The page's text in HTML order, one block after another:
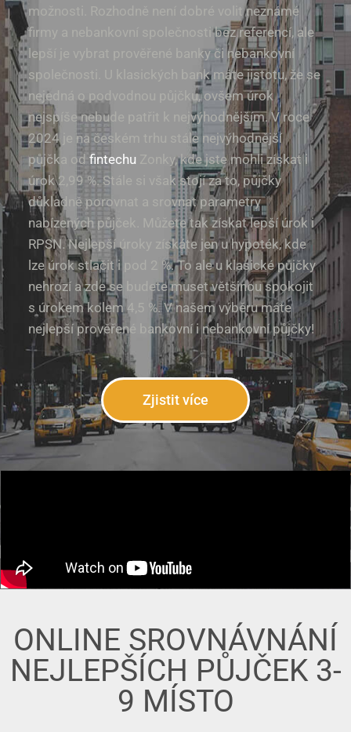
možnosti. Rozhodně není dobré volit neznámé
firmy a nebankovní společnosti bez referencí, ale
lepší je vybrat prověřené banky či nebankovní
společnosti. U klasických bank máte jistotu, že se
nejedná o podvodnou půjčku, ovšem úrok
nejspíše nebude patřit k nejvýhodnějším. V roce
2024 je na českém trhu stále nejvýhodnější
půjčka od fintechu Zonky, kde jste mohli získat i
úrok 2,99 %. Stále si však stojí za to, půjčky
důkladně porovnat a srovnat parametry
nabízených půjček. Můžete tak získat lepší úrok i
RPSN. Nejlepší úroky získáte jen u hypoték, kde
lze úrok stlačit i pod 2 %. To ale u klasické půjčky
nehrozí a zde se budete muset většinou spokojit
s úrokem kolem 4,5 %. V našem výběru máte
nejlepší prověřené bankovní i nebankovní půjčky!
Zjistit více
ONLINE SROVNÁVNÁNÍ
NEJLEPŠÍCH PŮJČEK 3-
9 MÍSTO